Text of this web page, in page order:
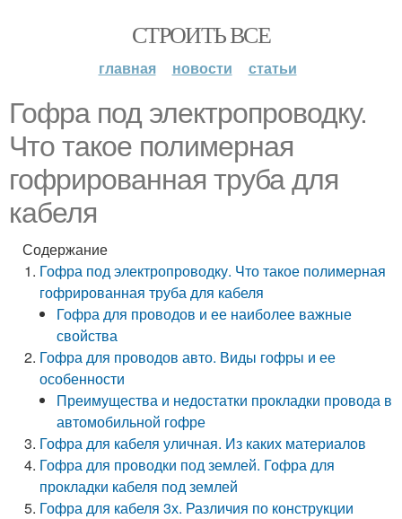
СТРОИТЬ ВСЕ
главная новости статьи
Гофра под электропроводку.
Что такое полимерная
гофрированная труба для
кабеля
Содержание
Гофра под электропроводку. Что такое полимерная
гофрированная труба для кабеля
Гофра для проводов и ее наиболее важные
свойства
Гофра для проводов авто. Виды гофры и ее
особенности
Преимущества и недостатки прокладки провода в
автомобильной гофре
Гофра для кабеля уличная. Из каких материалов
Гофра для проводки под землей. Гофра для
прокладки кабеля под землей
Гофра для кабеля 3х. Различия по конструкции